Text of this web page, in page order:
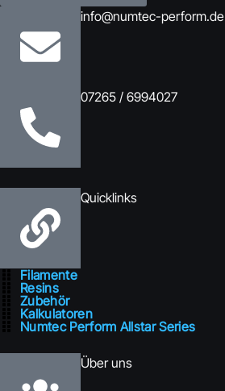
info@numtec-perform.de
07265 / 6994027
Quicklinks
Filamente
Resins
Zubehör
Kalkulatoren
Numtec Perform Allstar Series
Über uns